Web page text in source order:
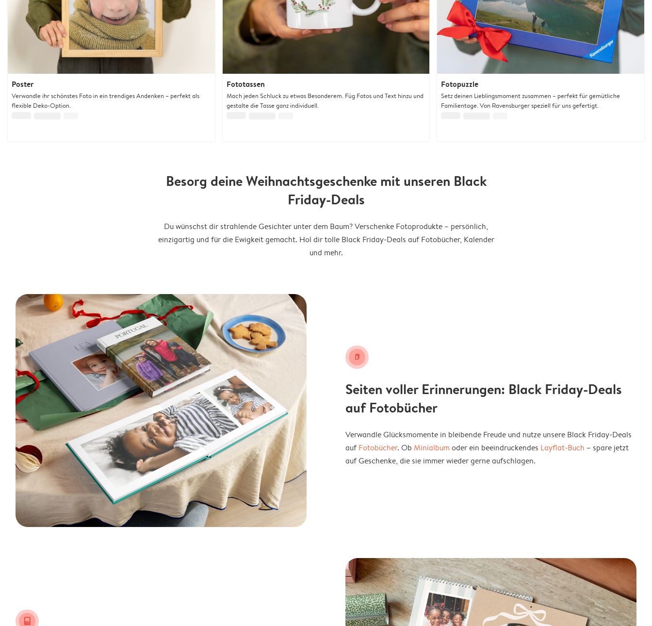
Poster
Verwandle ihr schönstes Foto in ein trendiges Andenken – perfekt als
flexible Deko-Option.
Fototassen
Mach jeden Schluck zu etwas Besonderem. Füg Fotos und Text hinzu und
gestalte die Tasse ganz individuell.
Fotopuzzle
Setz deinen Lieblingsmoment zusammen – perfekt für gemütliche
Familientage. Von Ravensburger speziell für uns gefertigt.
Besorg deine Weihnachtsgeschenke mit unseren Black
Friday-Deals
Du wünschst dir strahlende Gesichter unter dem Baum? Verschenke Fotoprodukte – persönlich,
einzigartig und für die Ewigkeit gemacht. Hol dir tolle Black Friday-Deals auf Fotobücher, Kalender
und mehr.
book
Seiten voller Erinnerungen: Black Friday-Deals
auf Fotobücher
Verwandle Glücksmomente in bleibende Freude und nutze unsere Black Friday-Deals
aufFotobücher. Ob Minialbum oder ein beeindruckendes Layflat-Buch – spare jetzt
auf Geschenke, die sie immer wieder gerne aufschlagen.
calendar_grid